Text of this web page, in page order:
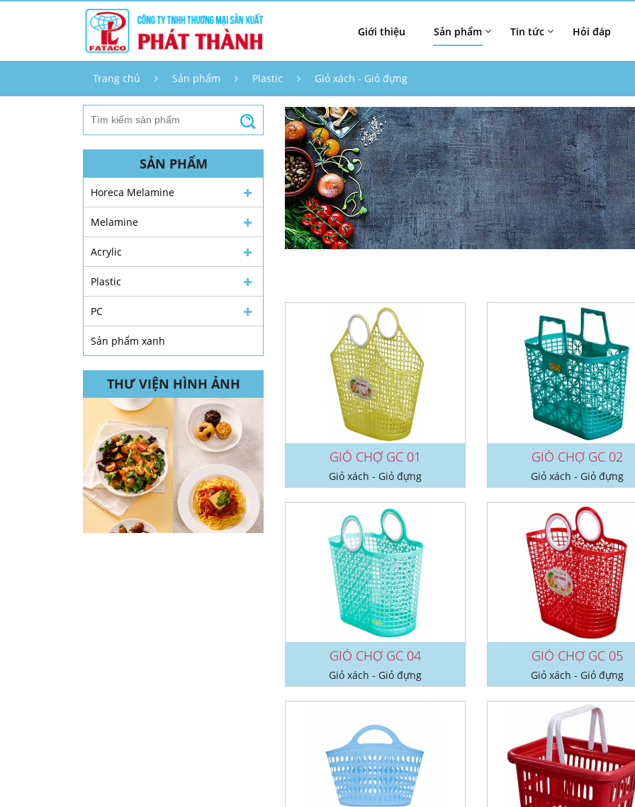
Giới thiệu Sản phẩm Tin tức Hỏi đáp
Trang chủ Sản phẩm Plastic Giỏ xách - Giỏ đựng
SẢN PHẨM
Horeca Melamine
Melamine
Acrylic
Plastic
PC
Sản phẩm xanh
THƯ VIỆN HÌNH ẢNH
GIỎ CHỢ GC 01
Giỏ xách - Giỏ đựng
GIỎ CHỢ GC 02
Giỏ xách - Giỏ đựng
GIỎ CHỢ GC 04
Giỏ xách - Giỏ đựng
GIỎ CHỢ GC 05
Giỏ xách - Giỏ đựng